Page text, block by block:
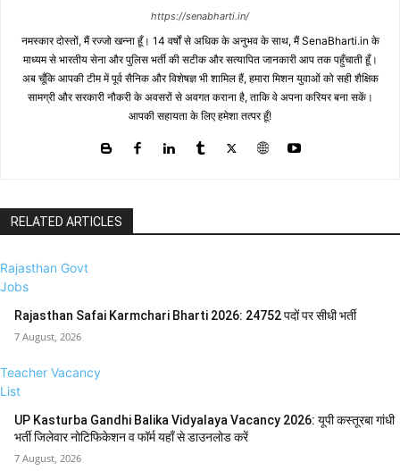
https://senabharti.in/
नमस्कार दोस्तों, मैं रज्जो खन्ना हूँ। 14 वर्षों से अधिक के अनुभव के साथ, मैं SenaBharti.in के
माध्यम से भारतीय सेना और पुलिस भर्ती की सटीक और सत्यापित जानकारी आप तक पहुँचाती हूँ।
अब चूँकि आपकी टीम में पूर्व सैनिक और विशेषज्ञ भी शामिल हैं, हमारा मिशन युवाओं को सही शैक्षिक
सामग्री और सरकारी नौकरी के अवसरों से अवगत कराना है, ताकि वे अपना करियर बना सकें।
आपकी सहायता के लिए हमेशा तत्पर हूँ!
RELATED ARTICLES
Rajasthan Govt
Jobs
Rajasthan Safai Karmchari Bharti 2026: 24752 पदों पर सीधी भर्ती
7 August, 2026
Teacher Vacancy
List
UP Kasturba Gandhi Balika Vidyalaya Vacancy 2026: यूपी कस्तूरबा गांधी
भर्ती जिलेवार नोटिफिकेशन व फॉर्म यहाँ से डाउनलोड करें
7 August, 2026